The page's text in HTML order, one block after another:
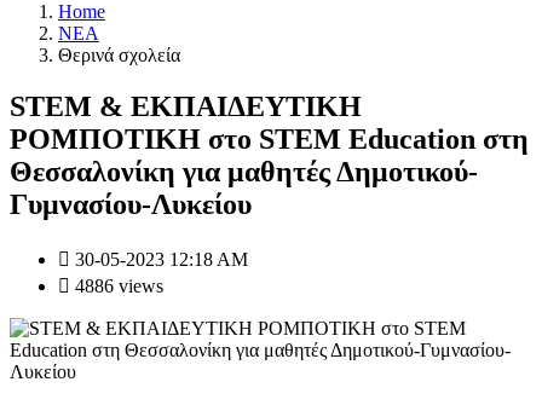
Home
NEA
Θερινά σχολεία
STEM & ΕΚΠΑΙΔΕΥΤΙΚΗ
ΡΟΜΠΟΤΙΚΗ στο STEM Education στη
Θεσσαλονίκη για μαθητές Δημοτικού-
Γυμνασίου-Λυκείου
30-05-2023 12:18 AM
4886 views